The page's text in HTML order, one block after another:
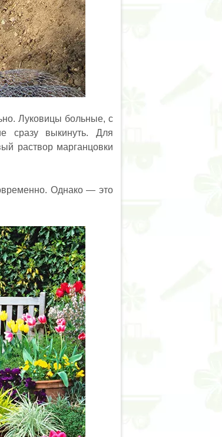
Луковицы больные, с
сразу выкинуть. Для
раствор марганцовки
Однако — это